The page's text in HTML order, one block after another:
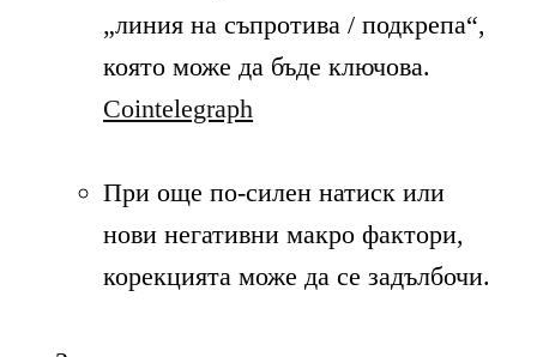
„линия на съпротива / подкрепа“,
която може да бъде ключова.
Cointelegraph
При още по-силен натиск или
нови негативни макро фактори,
корекцията може да се задълбочи.